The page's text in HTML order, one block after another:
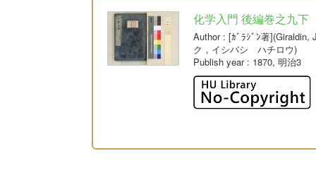
化学入門 後編巻之九下
Author: [ｶﾞﾗｼﾞﾝ著](Giraldin,
ク，イシバシ ハチロウ)
Publish year: 1870, 明治3